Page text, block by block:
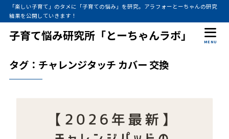
「楽しい子育て」のタメに「子育ての悩み」を研究。アラフォーとーちゃんの研究
結果を公開していきます！
子育て悩み研究所「とーちゃんラボ」 MENU
タグ：チャレンジタッチ カバー 交換